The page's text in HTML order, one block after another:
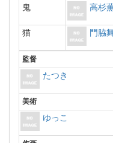
鬼 高杉
猫 門脇
監督
たつき
美術
ゆっこ